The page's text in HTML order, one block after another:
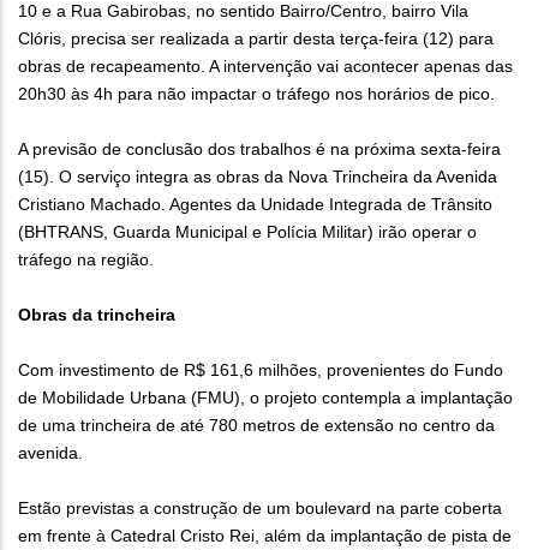
10 e a Rua Gabirobas, no sentido Bairro/Centro, bairro Vila
Clóris, precisa ser realizada a partir desta terça-feira (12) para
obras de recapeamento. A intervenção vai acontecer apenas das
20h30 às 4h para não impactar o tráfego nos horários de pico.
A previsão de conclusão dos trabalhos é na próxima sexta-feira
(15). O serviço integra as obras da Nova Trincheira da Avenida
Cristiano Machado. Agentes da Unidade Integrada de Trânsito
(BHTRANS, Guarda Municipal e Polícia Militar) irão operar o
tráfego na região.
Obras da trincheira
Com investimento de R$ 161,6 milhões, provenientes do Fundo
de Mobilidade Urbana (FMU), o projeto contempla a implantação
de uma trincheira de até 780 metros de extensão no centro da
avenida.
Estão previstas a construção de um boulevard na parte coberta
em frente à Catedral Cristo Rei, além da implantação de pista de